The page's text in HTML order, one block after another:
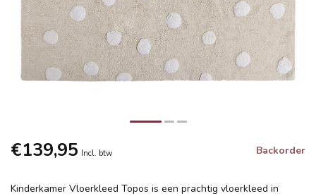
€139,95 Incl. btw Backorder
Kinderkamer Vloerkleed Topos is een prachtig vloerkleed in